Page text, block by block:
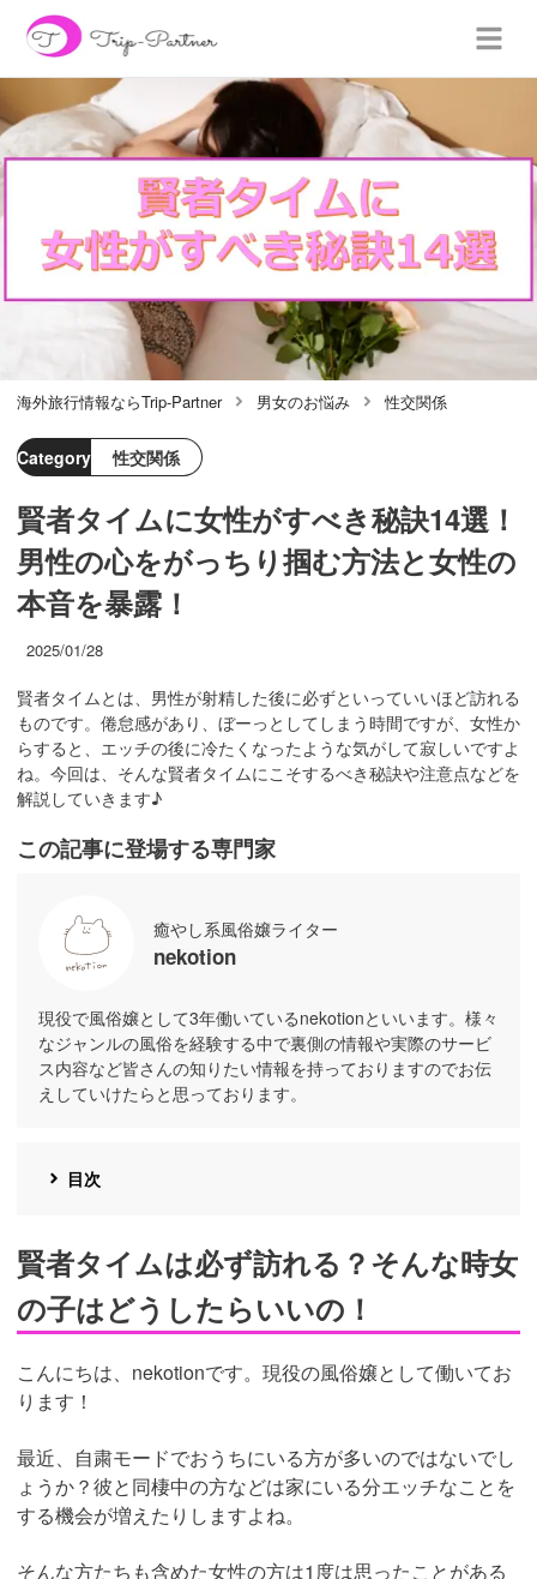
海外旅行情報ならTrip-Partner 男女のお悩み 性交関係
Category 性交関係
賢者タイムに女性がすべき秘訣14選！
男性の心をがっちり掴む方法と女性の
本音を暴露！
2025/01/28
賢者タイムとは、男性が射精した後に必ずといっていいほど訪れる
ものです。倦怠感があり、ぼーっとしてしまう時間ですが、女性か
らすると、エッチの後に冷たくなったような気がして寂しいですよ
ね。今回は、そんな賢者タイムにこそするべき秘訣や注意点などを
解説していきます♪
この記事に登場する専門家
癒やし系風俗嬢ライター
nekotion
現役で風俗嬢として3年働いているnekotionといいます。様々
なジャンルの風俗を経験する中で裏側の情報や実際のサービ
ス内容など皆さんの知りたい情報を持っておりますのでお伝
えしていけたらと思っております。
目次
賢者タイムは必ず訪れる？そんな時女
の子はどうしたらいいの！
こんにちは、nekotionです。現役の風俗嬢として働いてお
ります！
最近、自粛モードでおうちにいる方が多いのではないでし
ょうか？彼と同棲中の方などは家にいる分エッチなことを
する機会が増えたりしますよね。
そんな方たちも含めた女性の方は1度は思ったことがある